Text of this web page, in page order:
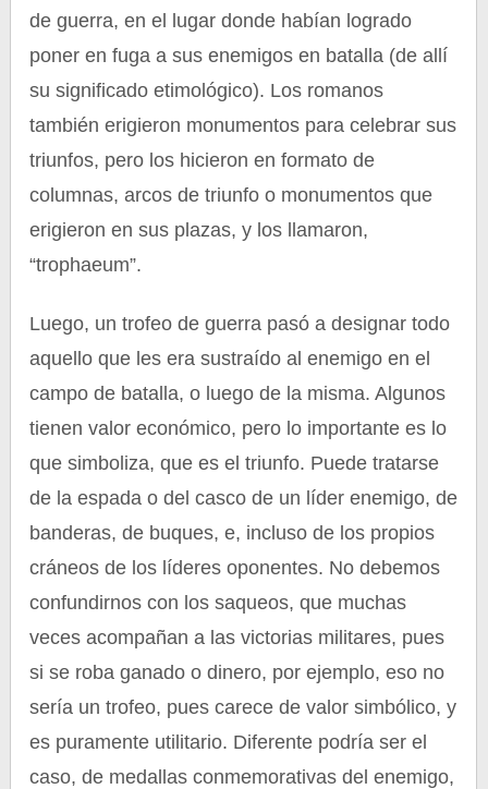
de guerra, en el lugar donde habían logrado
poner en fuga a sus enemigos en batalla (de allí
su significado etimológico). Los romanos
también erigieron monumentos para celebrar sus
triunfos, pero los hicieron en formato de
columnas, arcos de triunfo o monumentos que
erigieron en sus plazas, y los llamaron,
“trophaeum”.
Luego, un trofeo de guerra pasó a designar todo
aquello que les era sustraído al enemigo en el
campo de batalla, o luego de la misma. Algunos
tienen valor económico, pero lo importante es lo
que simboliza, que es el triunfo. Puede tratarse
de la espada o del casco de un líder enemigo, de
banderas, de buques, e, incluso de los propios
cráneos de los líderes oponentes. No debemos
confundirnos con los saqueos, que muchas
veces acompañan a las victorias militares, pues
si se roba ganado o dinero, por ejemplo, eso no
sería un trofeo, pues carece de valor simbólico, y
es puramente utilitario. Diferente podría ser el
caso, de medallas conmemorativas del enemigo,